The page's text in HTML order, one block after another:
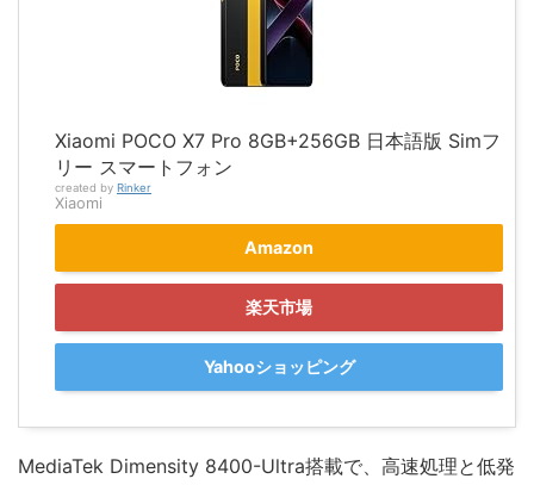
Xiaomi POCO X7 Pro 8GB+256GB 日本語版 Simフ
リー スマートフォン
created by Rinker
Xiaomi
Amazon
楽天市場
Yahooショッピング
MediaTek Dimensity 8400-Ultra搭載で、高速処理と低発